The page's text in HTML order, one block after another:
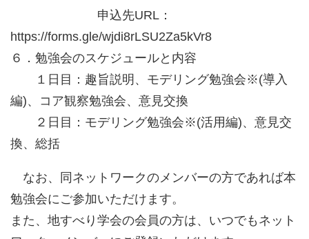
申込先URL：
https://forms.gle/wjdi8rLSU2Za5kVr8
６．勉強会のスケジュールと内容
１日目：趣旨説明、モデリング勉強会※(導入
編)、コア観察勉強会、意見交換
２日目：モデリング勉強会※(活用編)、意見交
換、総括
なお、同ネットワークのメンバーの方であれば本
勉強会にご参加いただけます。
また、地すべり学会の会員の方は、いつでもネット